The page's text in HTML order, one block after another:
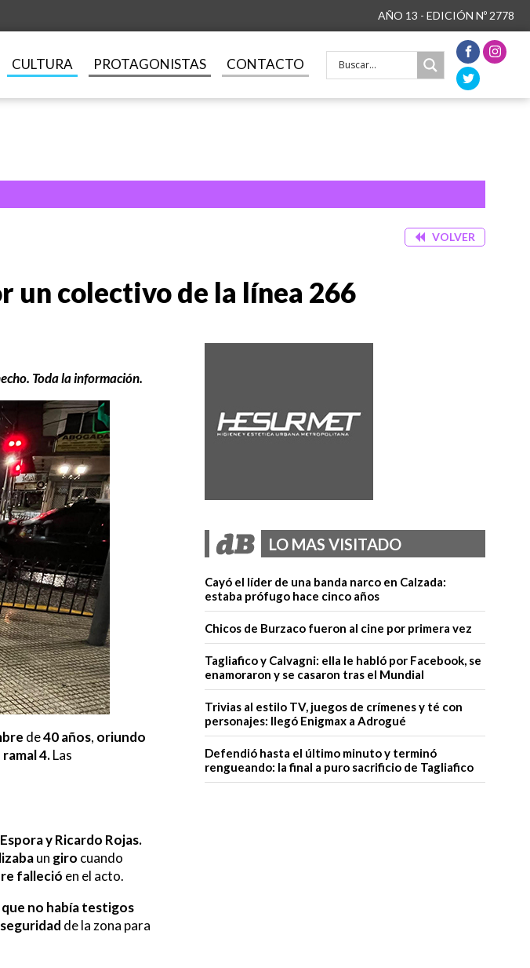
AÑO 13 - EDICIÓN Nº 2778
CULTURA PROTAGONISTAS CONTACTO
VOLVER
un colectivo de la línea 266
Toda la información.
de40 años, oriundo
4.Las
y Ricardo Rojas.
un giro cuando
falleció en el acto.
no habíatestigos
de la zona para
LO MAS VISITADO
Cayó el líder de una banda narco en Calzada:
estaba prófugo hace cinco años
Chicos de Burzaco fueron al cine por primera vez
Tagliafico y Calvagni: ella le habló por Facebook, se
enamoraron y se casaron tras el Mundial
Trivias al estilo TV, juegos de crímenes y té con
personajes: llegó Enigmax a Adrogué
Defendió hasta el último minuto y terminó
rengueando: la final a puro sacrificio de Tagliafico